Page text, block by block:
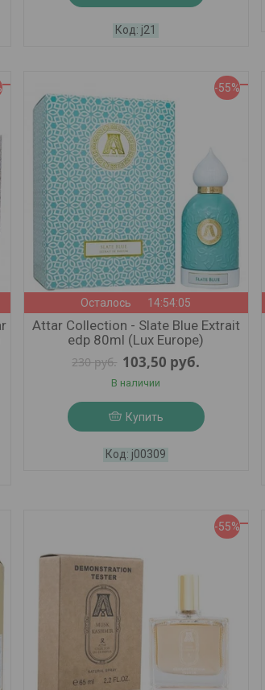
j21
-55%
Осталось 14:54:03
Attar Collection - Slate Blue Extrait
edp 80ml (Lux Europe)
230руб. 103,50 руб.
В наличии
Купить
j00309
-55%